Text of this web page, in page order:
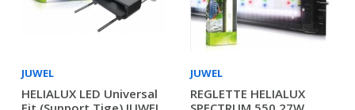
JUWEL
HELIALUX LED Universal
JUWEL
REGLETTE HELIALUX